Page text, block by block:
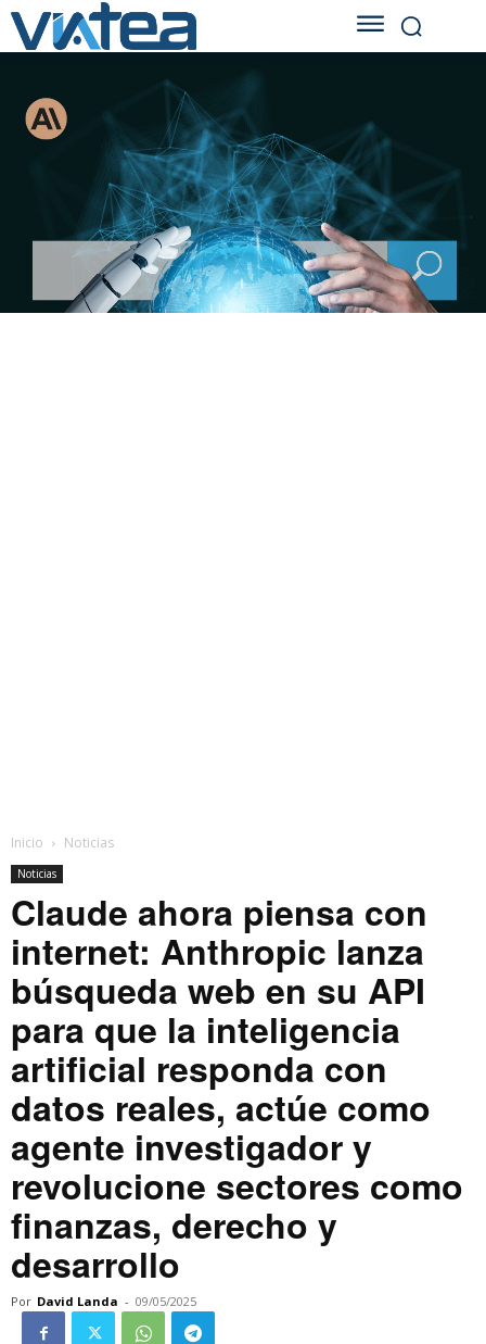
Inicio Noticias
Noticias
Claude ahora piensa con
internet: Anthropic lanza
búsqueda web en su API
para que la inteligencia
artificial responda con
datos reales, actúe como
agente investigador y
revolucione sectores como
finanzas, derecho y
desarrollo
Por David Landa - 09/05/2025